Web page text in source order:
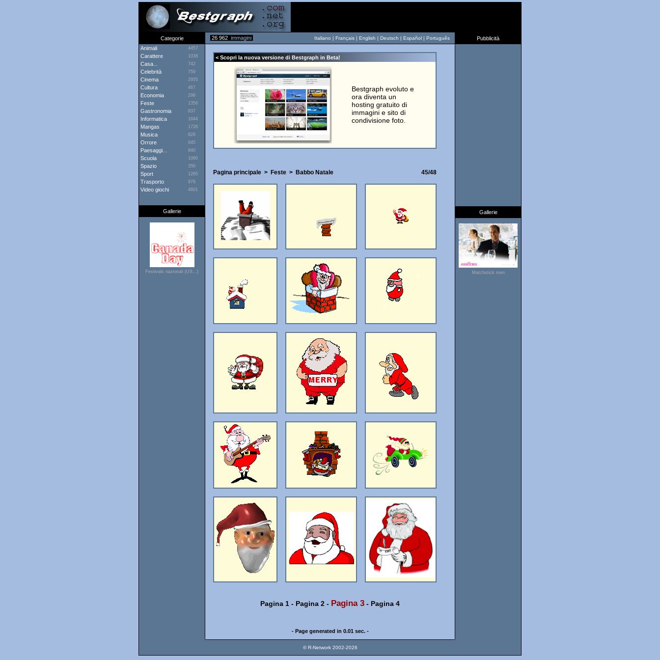
Categorie 26 962 immagini Italiano | Français | English | Deutsch | Español | Português
Pubblicità
Animali
4457
Carattere 1038
Casa... 742
Celebrità 759
Cinema 2955
Cultura 467
Economia 296
Feste 1356
Gastronomia 837
Informatica 1644
Mangas 1726
Musica 828
Orrore 645
Paesaggi... 940
Scuola 1080
Spazio 350
Sport 1265
Trasporto 976
Video giochi 4601
Gallerie
Festivals nazionali (US…)
< Scopri la nuova versione di Bestgraph in Beta!
Bestgraph evoluto e
ora diventa un
hosting gratuito di
immagini e sito di
condivisione foto.
Pagina principale > Feste > Babbo Natale 45/48
Pagina 1 - Pagina 2 - Pagina 3 - Pagina 4
Gallerie
Matchstick men
- Page generated in 0.01 sec. -
© R-Network 2002-2026